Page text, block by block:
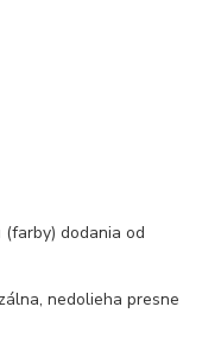
dodania od
nedolieha presne